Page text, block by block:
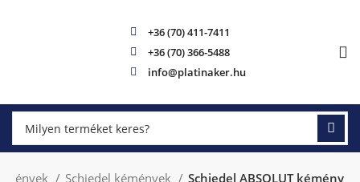
+36 (70) 411-7411
+36 (70) 366-5488
info@platinaker.hu
Schiedel kémények Schiedel ABSOLUT kémény